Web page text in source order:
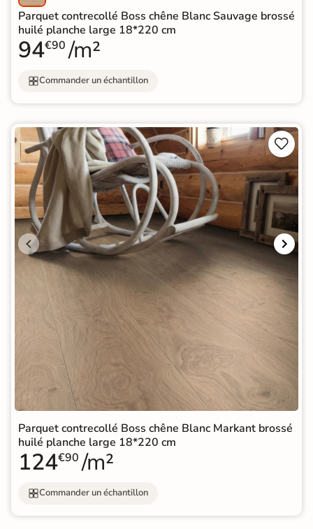
Parquet contrecollé Boss chêne Blanc Sauvage brossé
huilé planche large 18*220 cm
94€90 /m²
Commander un échantillon


Parquet contrecollé Boss chêne Blanc Markant brossé
huilé planche large 18*220 cm
124€90 /m²
Commander un échantillon